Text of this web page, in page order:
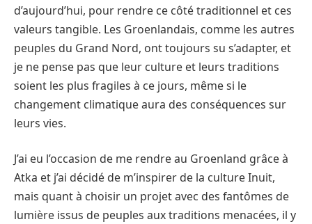
d’aujourd’hui, pour rendre ce côté traditionnel et ces
valeurs tangible. Les Groenlandais, comme les autres
peuples du Grand Nord, ont toujours su s’adapter, et
je ne pense pas que leur culture et leurs traditions
soient les plus fragiles à ce jours, même si le
changement climatique aura des conséquences sur
leurs vies.
J’ai eu l’occasion de me rendre au Groenland grâce à
Atka et j’ai décidé de m’inspirer de la culture Inuit,
mais quant à choisir un projet avec des fantômes de
lumière issus de peuples aux traditions menacées, il y